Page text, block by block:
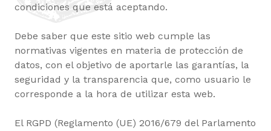
condiciones que está aceptando.
Debe saber que este sitio web cumple las
normativas vigentes en materia de protección de
datos, con el objetivo de aportarle las garantías, la
seguridad y la transparencia que, como usuario le
corresponde a la hora de utilizar esta web.
El RGPD (Reglamento (UE) 2016/679 del Parlamento